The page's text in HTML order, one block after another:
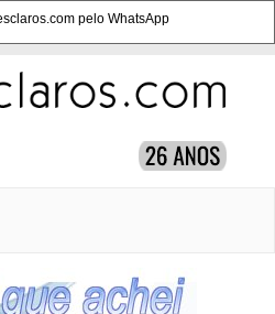
pelo WhatsApp